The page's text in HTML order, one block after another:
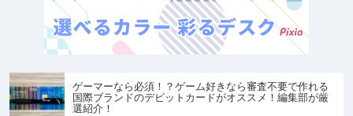
ゲーマーなら必須！？ゲーム好きなら審査不要で作れる
国際ブランドのデビットカードがオススメ！編集部が厳
選紹介！